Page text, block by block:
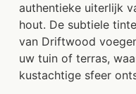
authentieke uiterlijk
hout. De subtiele
van Driftwood
uw tuin of terras,
kustachtige sfeer